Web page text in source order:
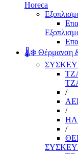
Horeca
🌡️❄️ Θέρμανση
/
/
/